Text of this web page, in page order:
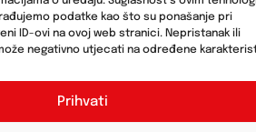
podatke kao što su ponašanje pri
ID-ovi na ovoj web stranici. Nepristanak ili
negativno utjecati na određene
Prihvati